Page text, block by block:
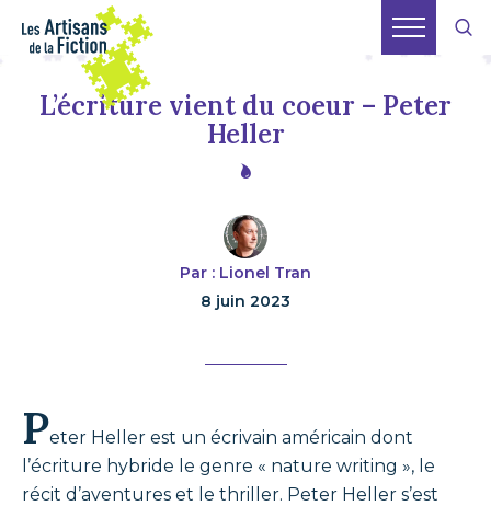
L’écriture vient du coeur – Peter
Heller
Par : Lionel Tran
8 juin 2023
Peter Heller est un écrivain américain dont
l’écriture hybride le genre « nature writing », le
récit d’aventures et le thriller. Peter Heller s’est